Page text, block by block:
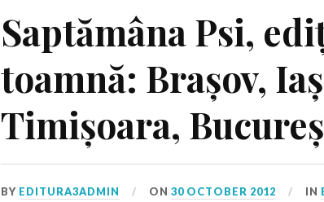
Saptămâna Psi,
toamnă: Brașov,
Timișoara,
BY EDITURA3ADMIN ON30 OCTOBER 2012 IN